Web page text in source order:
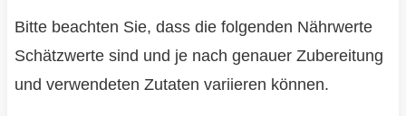
Bitte beachten Sie, dass die folgenden Nährwerte
Schätzwerte sind und je nach genauer Zubereitung
und verwendeten Zutaten variieren können.